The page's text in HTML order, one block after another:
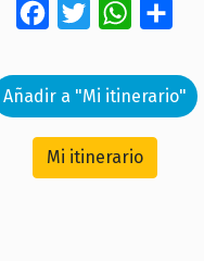
Facebook
Twitter WhatsApp
Añadir a "Mi itinerario"
Mi itinerario